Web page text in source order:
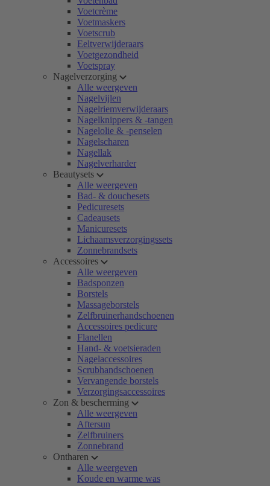
Voetcrème
Voetmaskers
Voetscrub
Eeltverwijderaars
Voetgezondheid
Voetspray
Nagelverzorging
Alle weergeven
Nagelvijlen
Nagelriemverwijderaars
Nagelknippers & -tangen
Nagelolie & -penselen
Nagelscharen
Nagellak
Nagelverharder
Beautysets
Alle weergeven
Bad- & douchesets
Pedicuresets
Cadeausets
Manicuresets
Lichaamsverzorgingssets
Zonnebrandsets
Accessoires
Alle weergeven
Badsponzen
Borstels
Massageborstels
Zelfbruinerhandschoenen
Accessoires pedicure
Flanellen
Hand- & voetsieraden
Nagelaccessoires
Scrubhandschoenen
Vervangende borstels
Verzorgingsaccessoires
Zon & bescherming
Alle weergeven
Aftersun
Zelfbruiners
Zonnebrand
Ontharen
Alle weergeven
Koude en warme was